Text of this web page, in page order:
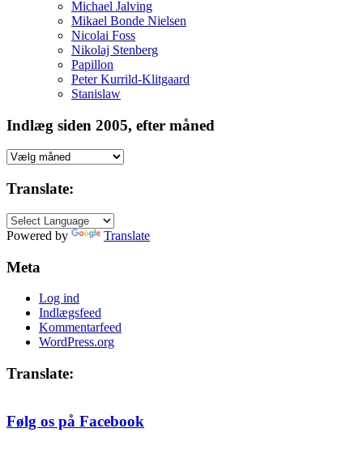
Michael Jalving
Mikael Bonde Nielsen
Nicolai Foss
Nikolaj Stenberg
Papillon
Peter Kurrild-Klitgaard
Stanislaw
Indlæg siden 2005, efter måned
Indlæg
2005,
måned
Translate:
Powered by Translate
Meta
Log ind
Indlægsfeed
Kommentarfeed
WordPress.org
Translate:
Følg os på Facebook